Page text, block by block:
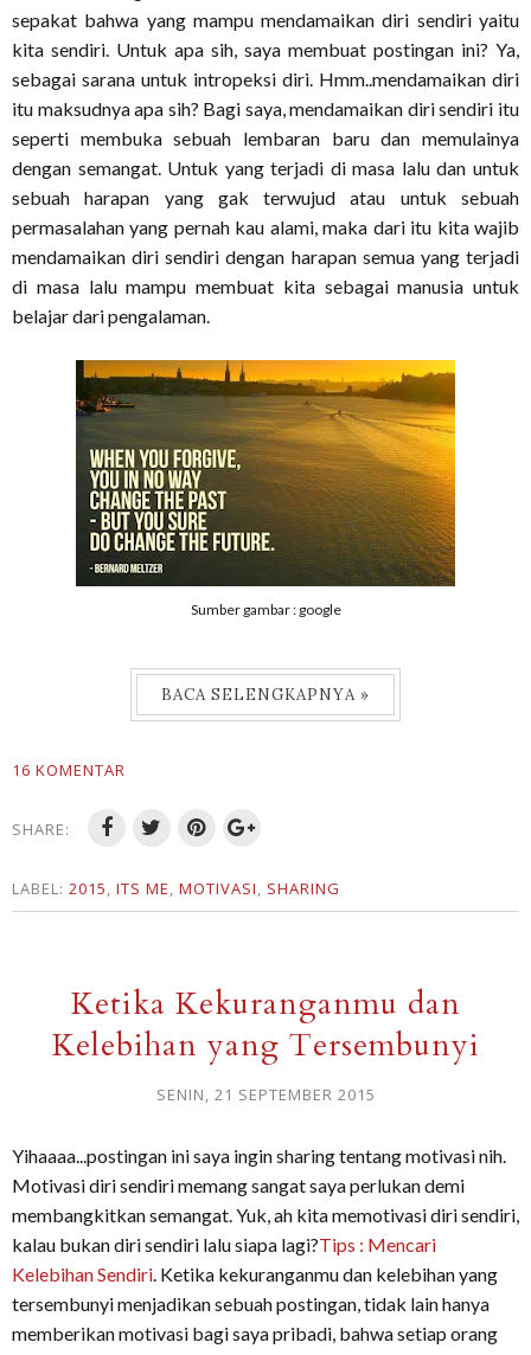
sepakat bahwa yang mampu mendamaikan diri sendiri yaitu
kita sendiri. Untuk apa sih, saya membuat postingan ini? Ya,
sebagai sarana untuk intropeksi diri. Hmm..mendamaikan diri
itu maksudnya apa sih? Bagi saya, mendamaikan diri sendiri itu
seperti membuka sebuah lembaran baru dan memulainya
dengan semangat. Untuk yang terjadi di masa lalu dan untuk
sebuah harapan yang gak terwujud atau untuk sebuah
permasalahan yang pernah kau alami, maka dari itu kita wajib
mendamaikan diri sendiri dengan harapan semua yang terjadi
di masa lalu mampu membuat kita sebagai manusia untuk
belajar dari pengalaman.
Sumber gambar : google
BACA SELENGKAPNYA »
16 KOMENTAR
SHARE:
LABEL: 2015, ITS ME, MOTIVASI, SHARING
Ketika Kekuranganmu dan
Kelebihan yang Tersembunyi
SENIN, 21 SEPTEMBER 2015
Yihaaaa...postingan ini saya ingin sharing tentang motivasi nih.
Motivasi diri sendiri memang sangat saya perlukan demi
membangkitkan semangat. Yuk, ah kita memotivasi diri sendiri,
kalau bukan diri sendiri lalu siapa lagi?Tips : Mencari
Kelebihan Sendiri. Ketika kekuranganmu dan kelebihan yang
tersembunyi menjadikan sebuah postingan, tidak lain hanya
memberikan motivasi bagi saya pribadi, bahwa setiap orang